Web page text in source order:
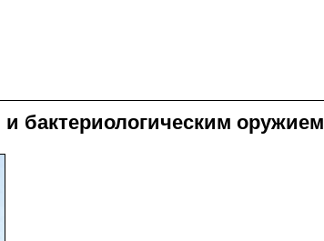
бактериологическим оружием